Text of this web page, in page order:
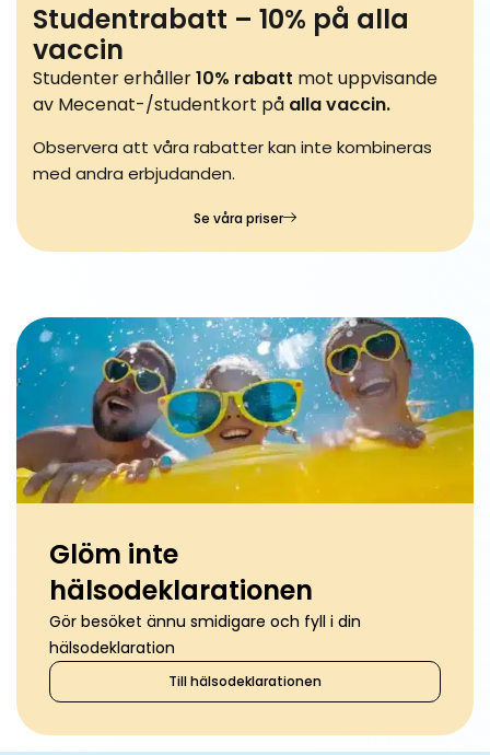
Studentrabatt – 10% på alla
vaccin
Studenter erhåller10% rabatt mot uppvisande
av Mecenat-/studentkort på alla vaccin.
Observera att våra rabatter kan inte kombineras
med andra erbjudanden.
Se våra priser
Glöm inte
hälsodeklarationen
Gör besöket ännu smidigare och fyll i din
hälsodeklaration
Till hälsodeklarationen